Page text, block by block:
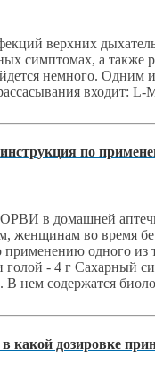
верхних
симптомах, а также
немного. Одним
входит:
по
в домашней
женщинам во время
одного из
голой - 4 г Сахарный
В нем содержатся
какой дозировке